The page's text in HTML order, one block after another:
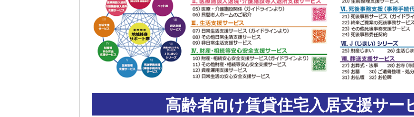
高齢者向け賃貸住宅入居支援サー